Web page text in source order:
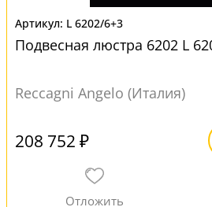
L 6202/6+3
Подвесная люстра 6202 L
Reccagni Angelo (Италия)
208 752 ₽